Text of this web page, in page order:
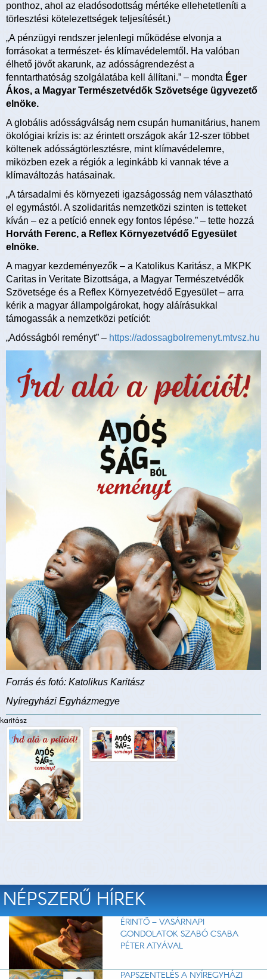
ponthoz, ahol az eladósodottság mértéke ellehetetleníti a
törlesztési kötelezettségek teljesítését.)
„A pénzügyi rendszer jelenlegi működése elvonja a
forrásokat a természet- és klímavédelemtől. Ha valóban
élhető jövőt akarunk, az adósságrendezést a
fenntarthatóság szolgálatába kell állítani.” – mondta Éger
Ákos, a Magyar Természetvédők Szövetsége ügyvezető
elnöke.
A globális adósságválság nem csupán humanitárius, hanem
ökológiai krízis is: az érintett országok akár 12-szer többet
költenek adósságtörlesztésre, mint klímavédelemre,
miközben ezek a régiók a leginkább ki vannak téve a
klímaváltozás hatásainak.
„A társadalmi és környezeti igazságosság nem választható
el egymástól. A szolidaritás nemzetközi szinten is tetteket
kíván – ez a petíció ennek egy fontos lépése.” – tette hozzá
Horváth Ferenc, a Reflex Környezetvédő Egyesület
elnöke.
A magyar kezdeményezők – a Katolikus Karitász, a MKPK
Caritas in Veritate Bizottsága, a Magyar Természetvédők
Szövetsége és a Reflex Környezetvédő Egyesület – arra
kérik a magyar állampolgárokat, hogy aláírásukkal
támogassák a nemzetközi petíciót:
„Adósságból reményt” – https://adossagbolremenyt.mtvsz.hu
Forrás és fotó: Katolikus Karitász
Nyíregyházi Egyházmegye
karitász
NÉPSZERŰ HÍREK
ÉRINTŐ – VASÁRNAPI
GONDOLATOK SZABÓ CSABA
PÉTER ATYÁVAL
PAPSZENTELÉS A NYÍREGYHÁZI